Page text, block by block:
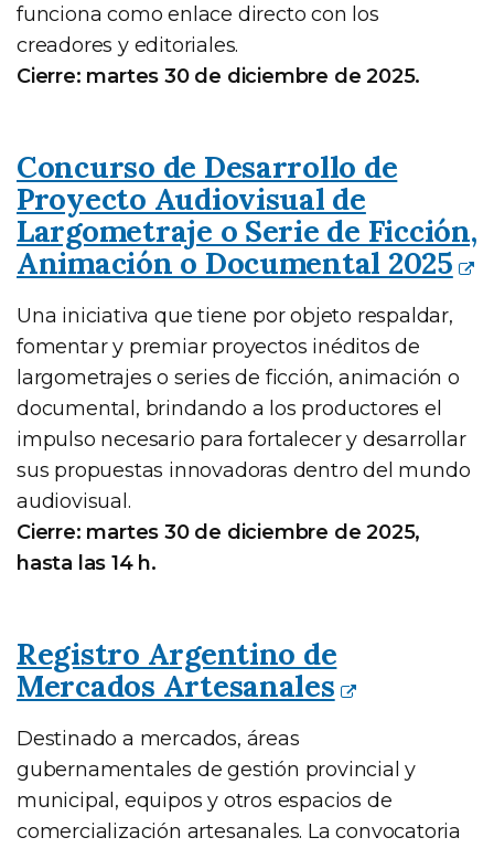
funciona como enlace directo con los
creadores y editoriales.
Cierre: martes 30 de diciembre de 2025.
Concurso de Desarrollo de
Proyecto Audiovisual de
Largometraje o Serie de Ficción,
Animación o Documental 2025
Una iniciativa que tiene por objeto respaldar,
fomentar y premiar proyectos inéditos de
largometrajes o series de ficción, animación o
documental, brindando a los productores el
impulso necesario para fortalecer y desarrollar
sus propuestas innovadoras dentro del mundo
audiovisual.
Cierre: martes 30 de diciembre de 2025,
hasta las 14 h.
Registro Argentino de
Mercados Artesanales
Destinado a mercados, áreas
gubernamentales de gestión provincial y
municipal, equipos y otros espacios de
comercialización artesanales. La convocatoria